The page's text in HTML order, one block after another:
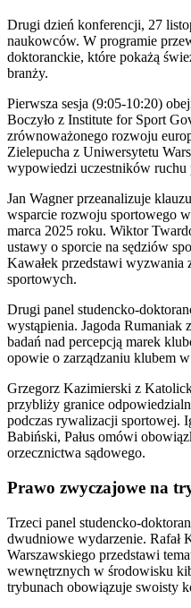
Drugi dzień konferencji, 27
naukowców. W programie
doktoranckie, które pokażą
branży.
Pierwsza sesja (9:05-10:20)
Boczyło z Institute for Sport
zrównoważonego rozwoju
Zielepucha z Uniwersytetu
wypowiedzi uczestników ruchu
Jan Wagner przeanalizuje
wsparcie rozwoju sportowego
marca 2025 roku. Wiktor
ustawy o sporcie na sędziów
Kawałek przedstawi
sportowych.
Drugi panel studencko-
wystąpienia. Jagoda
badań nad percepcją marek
opowie o zarządzaniu klubem
Grzegorz Kazimierski z
przybliży granice
podczas rywalizacji sportowej.
Babiński, Pałus omówi
orzecznictwa sądowego.
Prawo zwyczajowe na
Trzeci panel studencko-
dwudniowe wydarzenie. Rafał
Warszawskiego przedstawi
wewnętrznych w środowisku
trybunach obowiązuje swoisty